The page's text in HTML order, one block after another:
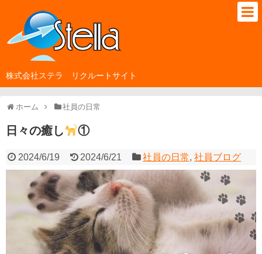
株式会社ステラ リクルートサイト
ホーム 社員の日常
日々の癒し ①
2024/6/19 2024/6/21 社員の日常,社員ブログ